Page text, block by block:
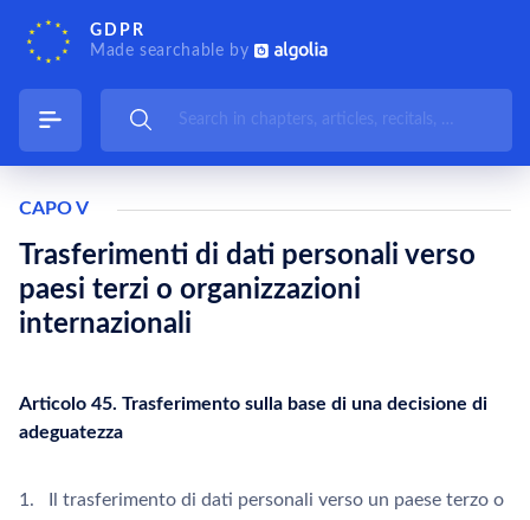
GDPR
Made searchable by
CAPO V
Trasferimenti di dati personali verso
paesi terzi o organizzazioni
internazionali
Articolo 45. Trasferimento sulla base di una decisione di
adeguatezza
1. Il trasferimento di dati personali verso un paese terzo o